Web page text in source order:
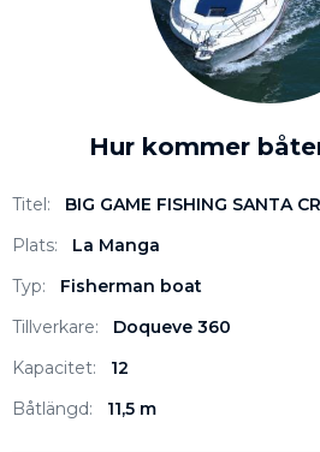
Hur kommer
Titel:
BIG GAME FISHING SANTA
Plats:
La Manga
Typ:
Fisherman boat
Tillverkare:
Doqueve 360
Kapacitet:
12
Båtlängd:
11,5 m